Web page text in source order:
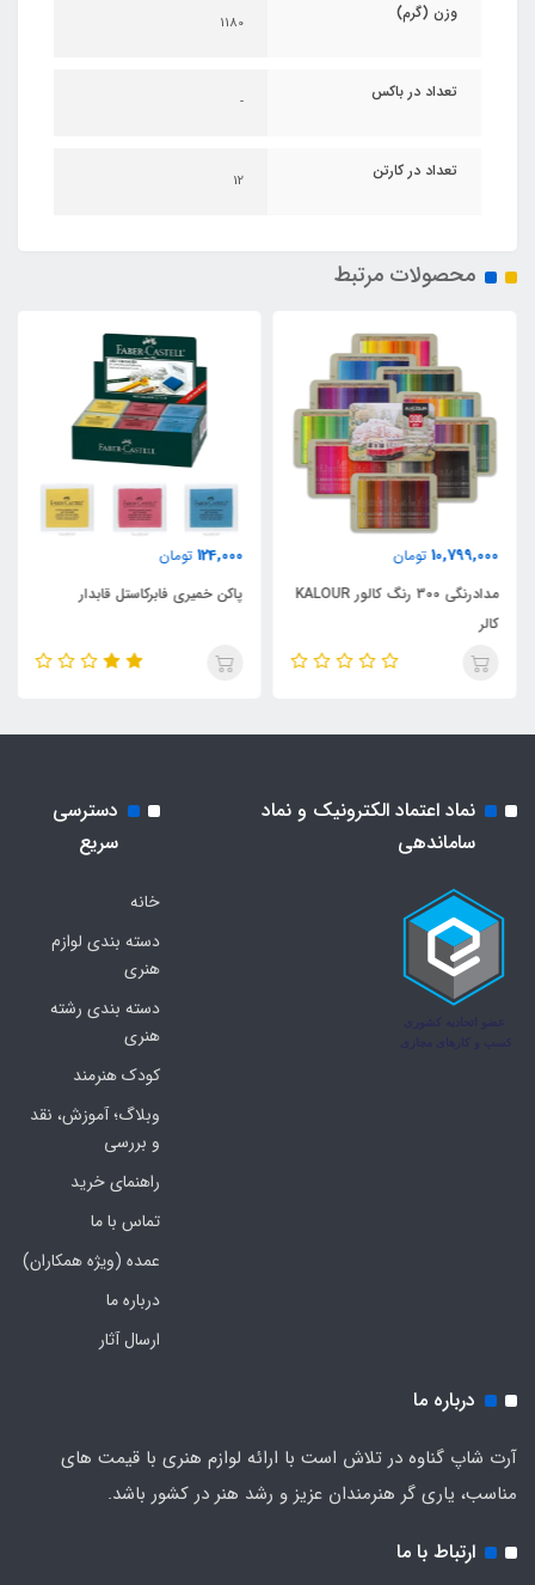
وزن (گرم) 1180
تعداد در باکس -
تعداد در کارتن 12
محصولات مرتبط
10,799,000 تومان
مدادرنگی 300 رنگ کالور KALOUR
کالر
124,000 تومان
پاکن خمیری فابرکاستل قابدار
نماد اعتماد الکترونیک و نماد
ساماندهی
دسترسی
سریع
خانه
دسته بندی لوازم
هنری
دسته بندی رشته
هنری
کودک هنرمند
وبلاگ؛ آموزش، نقد
و بررسی
راهنمای خرید
تماس با ما
عمده (ویژه همکاران)
درباره ما
ارسال آثار
درباره ما
آرت شاپ گناوه در تلاش است با ارائه لوازم هنری با قیمت های
مناسب، یاری گر هنرمندان عزیز و رشد هنر در کشور باشد.
ارتباط با ما